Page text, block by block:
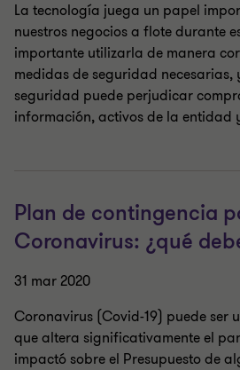
La tecnología juega un papel
nuestros negocios a flote durante
importante utilizarla de manera
medidas de seguridad
seguridad puede perjudicar
información, activos de la entidad
Plan de contingencia
Coronavirus: ¿qué
31 mar 2020
Coronavirus (Covid-19) puede ser
que altera significativamente el
impactó sobre el Presupuesto de